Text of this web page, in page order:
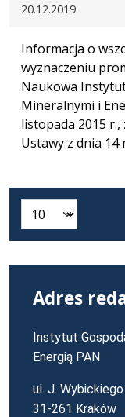
20.12.2019
Informacja o
wyznaczeniu
Naukowa
Mineralnymi i
listopada 2015
Ustawy z dnia 14
Liczba artykułów
Adres
Instytut
Energią PAN
ul. J.
31-261 Kraków